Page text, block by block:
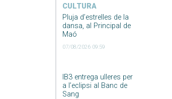
CULTURA
Pluja d’estrelles de la
dansa, al Principal de
Maó
07/08/2026 09:59
IB3 entrega ulleres per
a l’eclipsi al Banc de
Sang